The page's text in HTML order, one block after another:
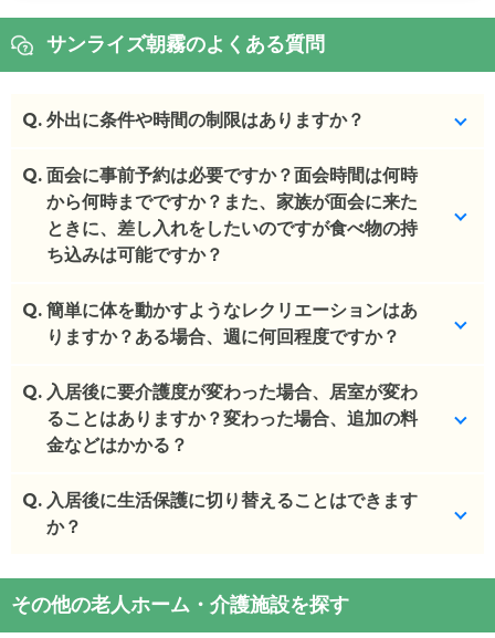
サンライズ朝霧のよくある質問
Q. 外出に条件や時間の制限はありますか？
病院受診など最低限の外出のみ許可しております。
(回答者: 施設担当者,回答日: 2024/03/06)
Q. 面会に事前予約は必要ですか？面会時間は何時
から何時までですか？また、家族が面会に来た
ときに、差し入れをしたいのですが食べ物の持
ち込みは可能ですか？
事前予約が必要です。月２回、1回30分となりま
す。
(回答者: 施設担当者,回答日: 2024/03/06)
Q. 簡単に体を動かすようなレクリエーションはあ
りますか？ある場合、週に何回程度ですか？
音楽に合わせた体操が毎日あります。
(回答者: 施設担当者,回答日: 2024/03/06)
Q. 入居後に要介護度が変わった場合、居室が変わ
ることはありますか？変わった場合、追加の料
金などはかかる？
お身体の状態により移動が必要になる場合がござい
ます。追加料金はありません。
Q. 入居後に生活保護に切り替えることはできます
か？
生活保護の方の受け入れ自体をしておりません。
その他の老人ホーム・介護施設を探す